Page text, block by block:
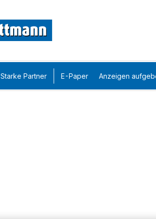
Starke Partner E-Paper Anzeigen